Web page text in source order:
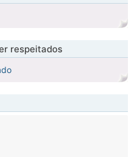
respeitados